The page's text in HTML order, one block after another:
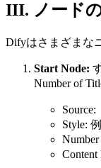
III. ノード
Difyはさまざまな
Start Node:
Number of
Style:
Content